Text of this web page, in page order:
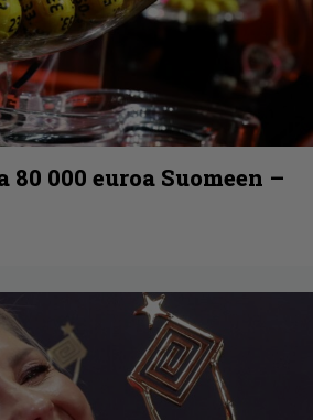
000 euroa Suomeen –